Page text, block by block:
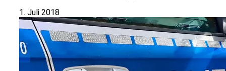
1. Juli 2018